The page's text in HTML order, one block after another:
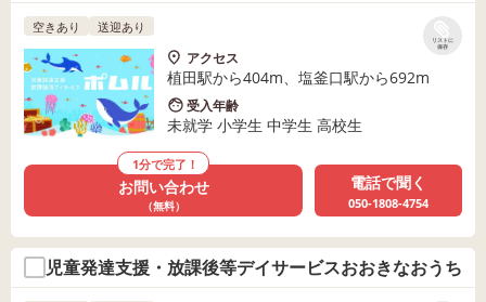
リストに
保存
空きあり 送迎あり
アクセス
植田駅から404m、塩釜口駅から692m
受入年齢
未就学 小学生 中学生 高校生
1分で完了！
お問い合わせ
（無料）
電話で聞く
050-1808-4754
児童発達支援・放課後等デイサービスおおきなおうち